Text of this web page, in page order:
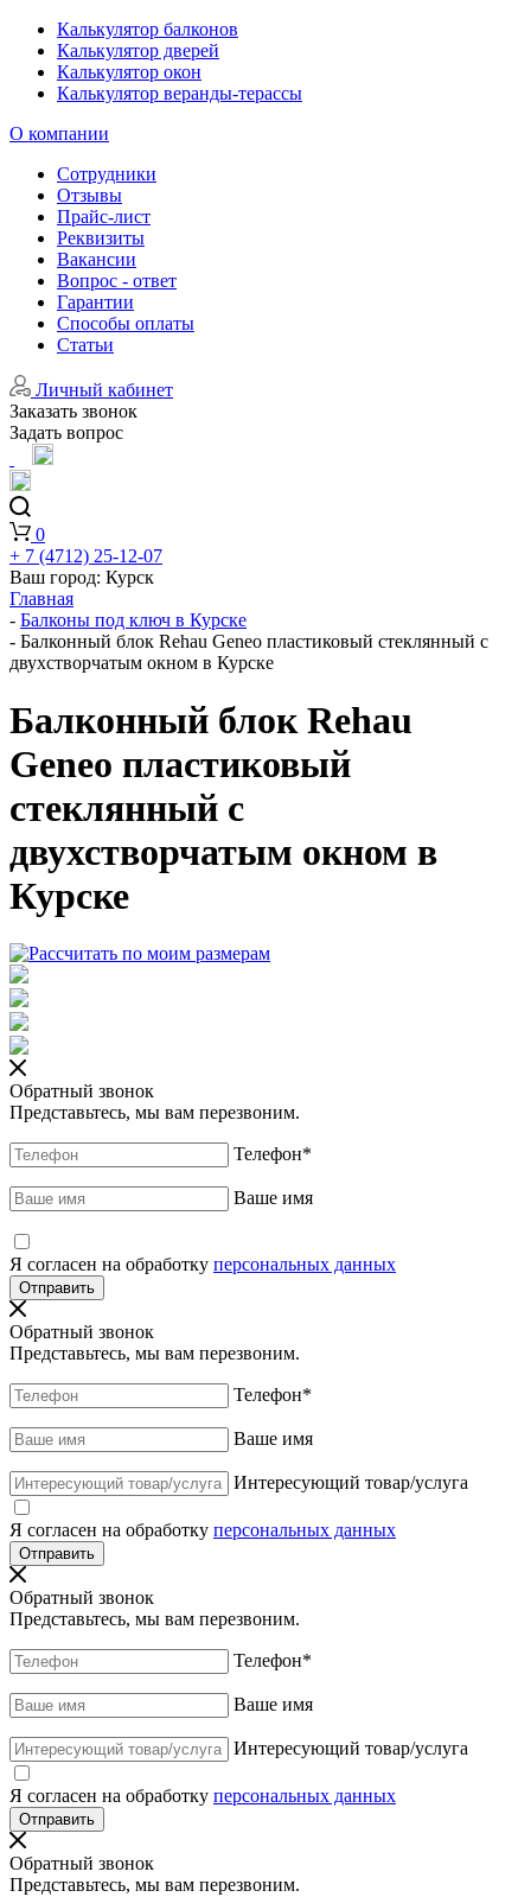
Калькулятор балконов
Калькулятор дверей
Калькулятор окон
Калькулятор веранды-терассы
О компании
Сотрудники
Отзывы
Прайс-лист
Реквизиты
Вакансии
Вопрос - ответ
Гарантии
Способы оплаты
Статьи
Личный кабинет
Заказать звонок
Задать вопрос
0
+ 7 (4712) 25-12-07
Ваш город: Курск
Главная
- Балконы под ключ в Курске
- Балконный блок Rehau Geneo пластиковый стеклянный с
двухстворчатым окном в Курске
Балконный блок Rehau
Geneo пластиковый
стеклянный с
двухстворчатым окном в
Курске
Обратный звонок
Представьтесь, мы вам перезвоним.
Телефон*
Ваше имя
Я согласен на обработку персональных данных
Обратный звонок
Представьтесь, мы вам перезвоним.
Телефон*
Ваше имя
Интересующий товар/услуга
Я согласен на обработку персональных данных
Обратный звонок
Представьтесь, мы вам перезвоним.
Телефон*
Ваше имя
Интересующий товар/услуга
Я согласен на обработку персональных данных
Обратный звонок
Представьтесь, мы вам перезвоним.